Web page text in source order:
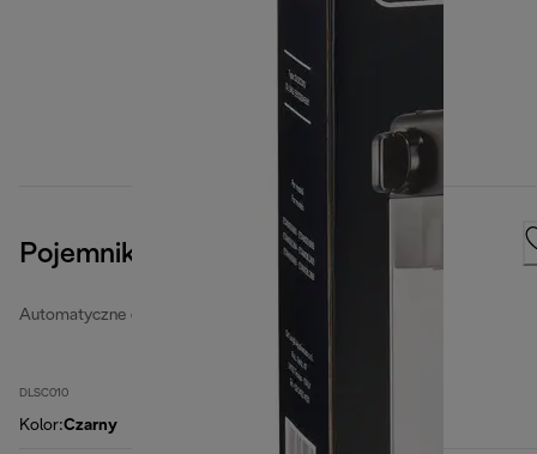
Pojemnik na mleko
Automatyczne dzbanki do mleka
DLSC010
Kolor:Czarny